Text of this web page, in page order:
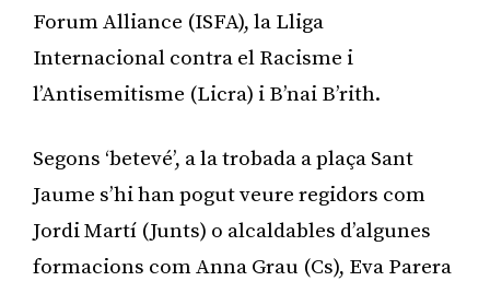
Forum Alliance (ISFA), la Lliga
Internacional contra el Racisme i
l’Antisemitisme (Licra) i B’nai B’rith.
Segons ‘betevé’, a la trobada a plaça Sant
Jaume s’hi han pogut veure regidors com
Jordi Martí (Junts) o alcaldables d’algunes
formacions com Anna Grau (Cs), Eva Parera